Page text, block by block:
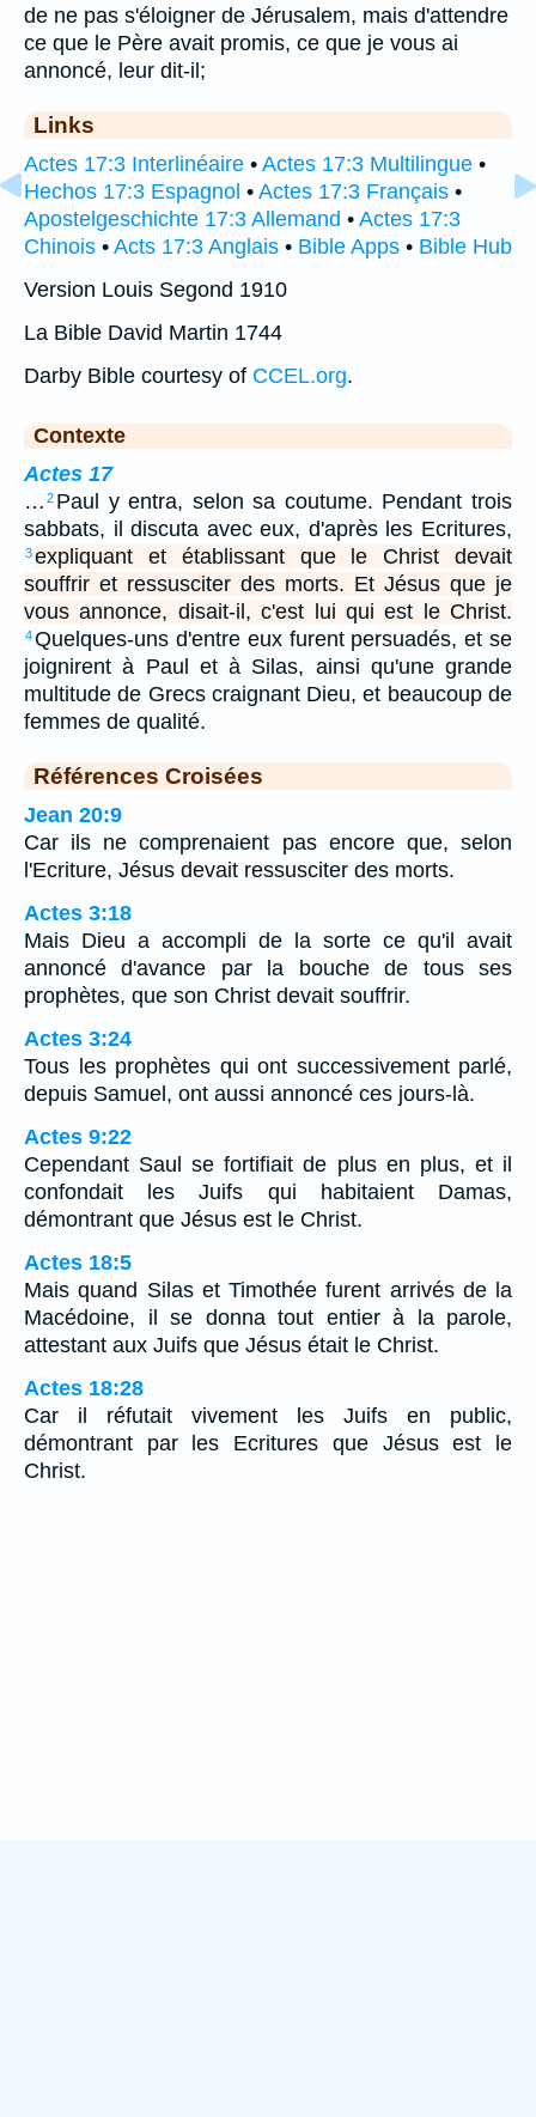
de ne pas s'éloigner de Jérusalem, mais d'attendre
ce que le Père avait promis, ce que je vous ai
annoncé, leur dit-il;
Links
Actes 17:3 Interlinéaire • Actes 17:3 Multilingue •
Hechos 17:3 Espagnol • Actes 17:3 Français •
Apostelgeschichte 17:3 Allemand • Actes 17:3
Chinois • Acts 17:3 Anglais • Bible Apps • Bible Hub
Version Louis Segond 1910
La Bible David Martin 1744
Darby Bible courtesy of CCEL.org.
Contexte
Actes 17
… 2 Paul y entra, selon sa coutume. Pendant trois
sabbats, il discuta avec eux, d'après les Ecritures,
3expliquant et établissant que le Christ devait
souffrir et ressusciter des morts. Et Jésus que je
vous annonce, disait-il, c'est lui qui est le Christ.
4Quelques-uns d'entre eux furent persuadés, et se
joignirent à Paul et à Silas, ainsi qu'une grande
multitude de Grecs craignant Dieu, et beaucoup de
femmes de qualité.
Références Croisées
Jean 20:9
Car ils ne comprenaient pas encore que, selon
l'Ecriture, Jésus devait ressusciter des morts.
Actes 3:18
Mais Dieu a accompli de la sorte ce qu'il avait
annoncé d'avance par la bouche de tous ses
prophètes, que son Christ devait souffrir.
Actes 3:24
Tous les prophètes qui ont successivement parlé,
depuis Samuel, ont aussi annoncé ces jours-là.
Actes 9:22
Cependant Saul se fortifiait de plus en plus, et il
confondait les Juifs qui habitaient Damas,
démontrant que Jésus est le Christ.
Actes 18:5
Mais quand Silas et Timothée furent arrivés de la
Macédoine, il se donna tout entier à la parole,
attestant aux Juifs que Jésus était le Christ.
Actes 18:28
Car il réfutait vivement les Juifs en public,
démontrant par les Ecritures que Jésus est le
Christ.